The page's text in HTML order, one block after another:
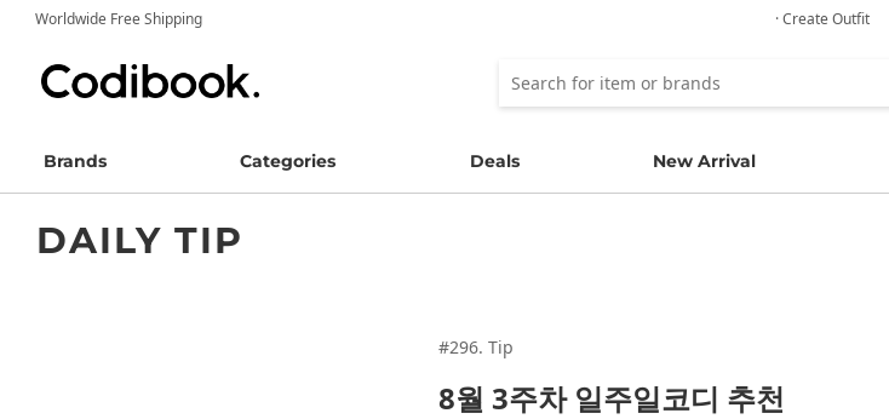
Worldwide Free Shipping · Create Outfit
Brands Categories Deals New Arrival
DAILY TIP
#296. Tip
8월 3주차 일주일코디 추천